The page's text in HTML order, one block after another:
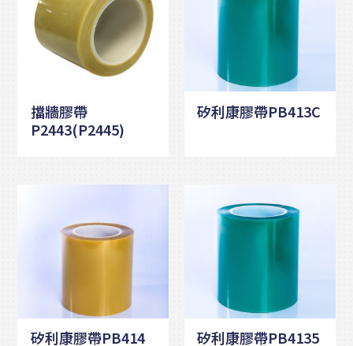
擋牆膠帶
P2443(P2445)
矽利康膠帶PB413C
矽利康膠帶PB414 矽利康膠帶PB4135